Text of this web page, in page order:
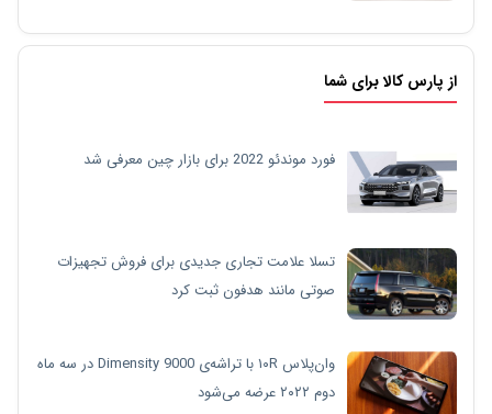
از پارس کالا برای شما
فورد موندئو 2022 برای بازار چین معرفی شد
تسلا علامت تجاری جدیدی برای فروش تجهیزات
صوتی مانند هدفون ثبت کرد
وان‌پلاس ۱۰R با تراشه‌ی Dimensity 9000 در سه ماه
دوم ۲۰۲۲ عرضه می‌شود